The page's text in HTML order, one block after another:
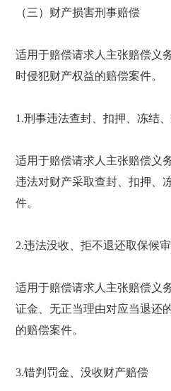
（三）财产损害刑事赔偿
适用于赔偿请求人主张赔偿义
时侵犯财产权益的赔偿案件。
1.刑事违法查封、扣押、冻结
适用于赔偿请求人主张赔偿义
违法对财产采取查封、扣押、
件。
2.违法没收、拒不退还取保候
适用于赔偿请求人主张赔偿义
证金、无正当理由对应当退还
的赔偿案件。
3.错判罚金、没收财产赔偿